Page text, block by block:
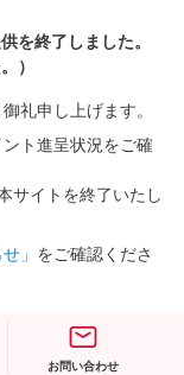
を終了しました。
）
礼申し上げます。
ント進呈状況をご確
サイトを終了いたし
」 をご確認くださ
お問い合わせ